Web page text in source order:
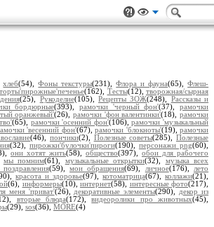
хлеб(54),Фоны текстуры(231),Флора и фауна(65),Флеш-
торты'пирожные'печенье(162), Тесты(12), творожная/сырная
(25), Рукоделие(105),Рецепты ЗОЖ(248), Рассказы и
бордюрные(393), рамочки 'черный фон'(37),рамочки
оранжевый'(26),рамочки 'фон валентинки'(18),рамочки
(65), рамочки 'осенний фон'(106),рамочки 'музыкальный
'весенний фон'(67),рамочки 'блокноты'(19),рамочки
(46), пончики(2), Полезные советы(285), Полезные
(32), пирожки'булочки'пироги(190), персонажи png(60),
они хотят жить(58), общество(397), обои для рабочего
мы помним(61), музыкальные открытки(32), музыка всех
(59),мои обращения(69), личное(176), лето
красота и здоровье(97),котоматрица(67),коллажи(21),
(6), информеры(10), интернет(58), интересные фото(217),
меня 'приват'(26), декоративные элементы(290), декор из
вторые блюда(172),видеоролики про животных(45),
(29), sos(36), MORE(4)